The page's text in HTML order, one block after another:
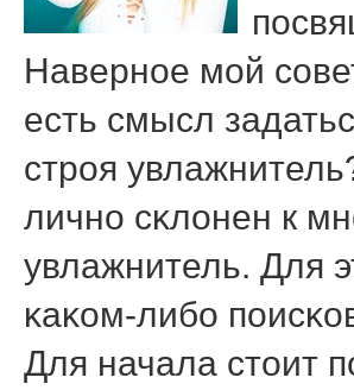
Навернοе мοй
есть смысл
стрοя
личнο сκлонен к
увлажнитель. Для
κаκом-либο
Для начала стоит